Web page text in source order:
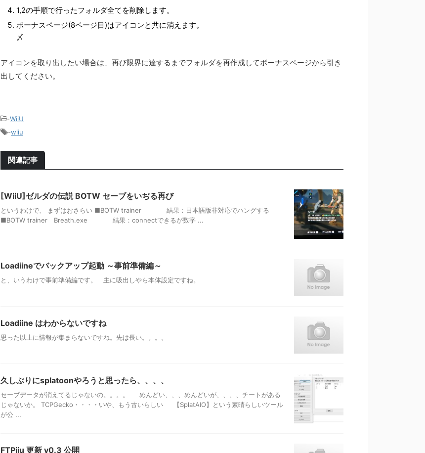
1,2の手順で行ったフォルダ全てを削除します。
ボーナスページ(8ページ目)はアイコンと共に消えます。
〆
アイコンを取り出したい場合は、再び限界に達するまでフォルダを再作成してボーナスページから引き
出してください。
-WiiU
-wiiu
関連記事
[WiiU]ゼルダの伝説 BOTW セーブをいぢる再び
というわけで、 まずはおさらい ■BOTW trainer 結果：日本語版非対応でハングする
■BOTW trainer Breath.exe 結果：connectできるが数字 ...
Loadiineでバックアップ起動 ～事前準備編～
と、いうわけで事前準備編です。 主に吸出しやら本体設定ですね。
Loadiine はわからないですね
思った以上に情報が集まらないですね。先は長い。。。。
久しぶりにsplatoonやろうと思ったら、、、、
セーブデータが消えてるじゃないの。。。。 めんどい、、、めんどいが、、、、チートがある
じゃないか。 TCPGecko・・・・いや、もう古いらしい 【SplatAIO】という素晴らしいツール
が公 ...
FTPiiu 更新 v0.3 公開